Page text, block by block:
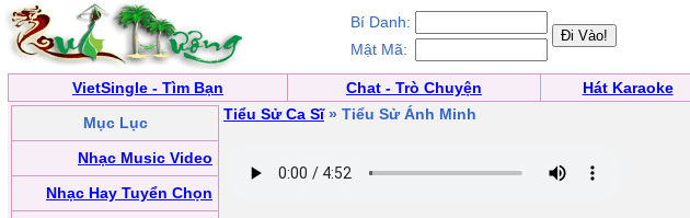
Bí Danh:
Mật Mã:
VietSingle - Tìm Bạn Chat - Trò Chuyện Hát Karaoke
Mục Lục
Nhạc Music Video
Nhạc Hay Tuyển Chọn
Tiểu Sử Ca Sĩ» Tiểu Sử Ánh Minh